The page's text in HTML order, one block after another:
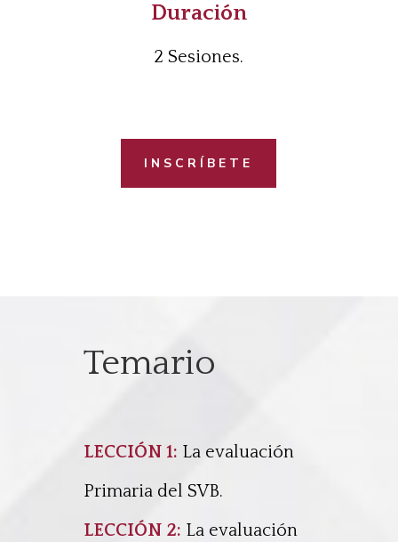
Duración
2 Sesiones.
INSCRÍBETE
Temario
LECCIÓN 1: La evaluación
Primaria del SVB.
LECCIÓN 2: La evaluación